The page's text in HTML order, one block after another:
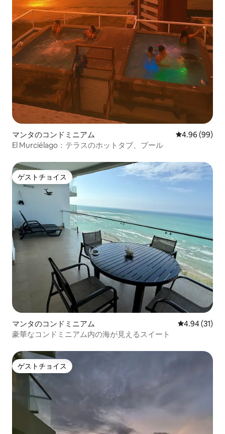
マンタのコンドミニアム レビュー99件
4.96 (99)
El Murciélago：テラスのホットタブ、プール
ゲストチョイス
ゲストチョイス
マンタのコンドミニアム レビュー31
4.94 (31)
豪華なコンドミニアム内の海が見えるスイート
ゲストチョイス
ゲストチョイス